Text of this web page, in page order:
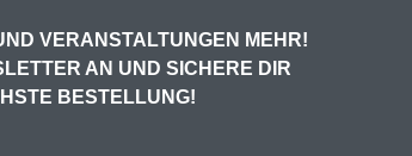
VERANSTALTUNGEN MEHR!
AN UND SICHERE DIR
BESTELLUNG!